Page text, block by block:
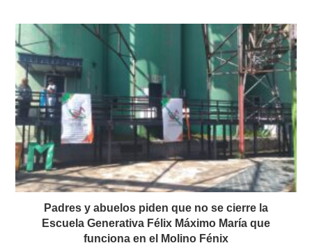
Padres y abuelos piden que no se cierre la
Escuela Generativa Félix Máximo María que
funciona en el Molino Fénix